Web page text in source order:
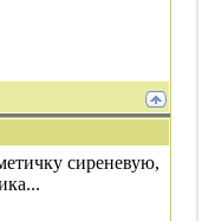
сиреневую,